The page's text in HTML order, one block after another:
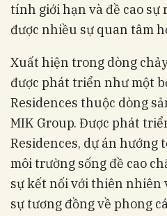
tính giới hạn và đề cao
được nhiều sự quan tâm
Xuất hiện trong dòng
được phát triển như một
Residences thuộc dòng
MIK Group. Được phát
Residences, dự án hướng
môi trường sống đề cao
sự kết nối với thiên nhiên
sự tương đồng về phong